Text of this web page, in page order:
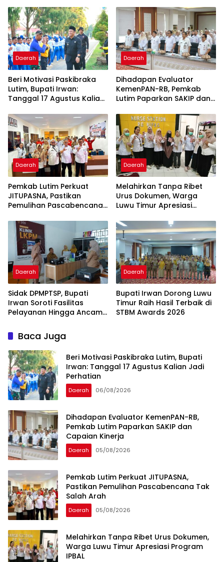
Daerah
Beri Motivasi Paskibraka
Lutim, Bupati Irwan:
Tanggal 17 Agustus Kalian
Daerah
Dihadapan Evaluator
KemenPAN-RB, Pemkab
Lutim Paparkan SAKIP dan
Daerah
Pemkab Lutim Perkuat
JITUPASNA, Pastikan
Pemulihan Pascabencana
Daerah
Melahirkan Tanpa Ribet
Urus Dokumen, Warga
Luwu Timur Apresiasi
Daerah
Sidak DPMPTSP, Bupati
Irwan Soroti Fasilitas
Pelayanan Hingga Ancam
Daerah
Bupati Irwan Dorong Luwu
Timur Raih Hasil Terbaik di
STBM Awards 2026
Baca Juga
Beri Motivasi Paskibraka Lutim, Bupati
Irwan: Tanggal 17 Agustus Kalian Jadi
Perhatian
Daerah 06/08/2026
Dihadapan Evaluator KemenPAN-RB,
Pemkab Lutim Paparkan SAKIP dan
Capaian Kinerja
Daerah 05/08/2026
Pemkab Lutim Perkuat JITUPASNA,
Pastikan Pemulihan Pascabencana Tak
Salah Arah
Daerah 05/08/2026
Melahirkan Tanpa Ribet Urus Dokumen,
Warga Luwu Timur Apresiasi Program
IPBAL